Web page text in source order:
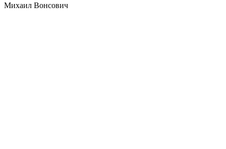
Михаил Вонсович